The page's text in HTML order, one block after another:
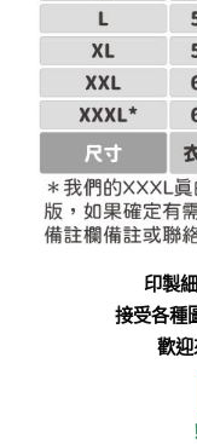
印製
接受各種